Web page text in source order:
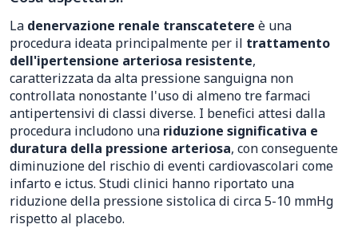
La denervazione renale transcatetere è una
procedura ideata principalmente per il trattamento
dell'ipertensione arteriosa resistente,
caratterizzata da alta pressione sanguigna non
controllata nonostante l'uso di almeno tre farmaci
antipertensivi di classi diverse. I benefici attesi dalla
procedura includono una riduzione significativa e
duratura della pressione arteriosa, con conseguente
diminuzione del rischio di eventi cardiovascolari come
infarto e ictus. Studi clinici hanno riportato una
riduzione della pressione sistolica di circa 5-10 mmHg
rispetto al placebo.